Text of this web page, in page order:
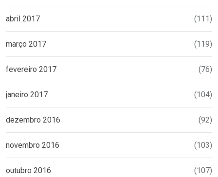
abril 2017 (111)
março 2017 (119)
fevereiro 2017 (76)
janeiro 2017 (104)
dezembro 2016 (92)
novembro 2016 (103)
outubro 2016 (107)